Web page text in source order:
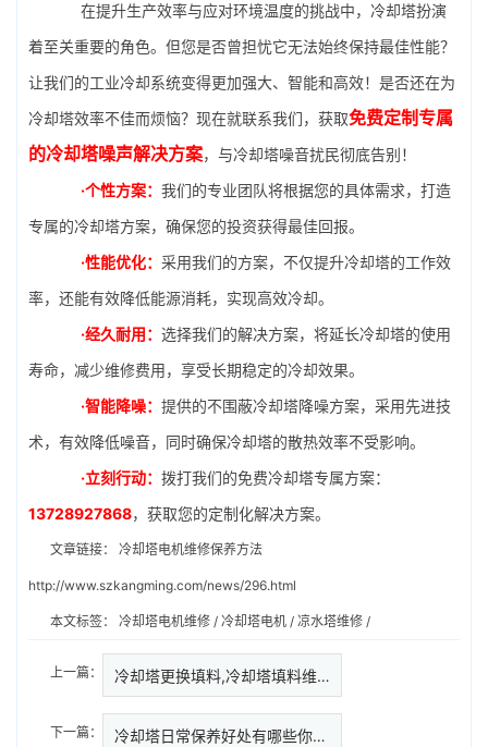
在提升生产效率与应对环境温度的挑战中，冷却塔扮演
着至关重要的角色。但您是否曾担忧它无法始终保持最佳性能？
让我们的工业冷却系统变得更加强大、智能和高效！是否还在为
冷却塔效率不佳而烦恼？现在就联系我们，获取免费定制专属
的冷却塔噪声解决方案，与冷却塔噪音扰民彻底告别！
·个性方案： 我们的专业团队将根据您的具体需求，打造
专属的冷却塔方案，确保您的投资获得最佳回报。
·性能优化： 采用我们的方案，不仅提升冷却塔的工作效
率，还能有效降低能源消耗，实现高效冷却。
·经久耐用： 选择我们的解决方案，将延长冷却塔的使用
寿命，减少维修费用，享受长期稳定的冷却效果。
·智能降噪： 提供的不围蔽冷却塔降噪方案，采用先进技
术，有效降低噪音，同时确保冷却塔的散热效率不受影响。
·立刻行动： 拨打我们的免费冷却塔专属方案：
13728927868，获取您的定制化解决方案。
文章链接： 冷却塔电机维修保养方法
http://www.szkangming.com/news/296.html
本文标签： 冷却塔电机维修 / 冷却塔电机 / 凉水塔维修 /
上一篇： 冷却塔更换填料,冷却塔填料维护…
下一篇： 冷却塔日常保养好处有哪些你知道